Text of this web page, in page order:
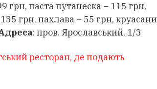
грн, паста путанеска – 115 грн,
грн, пахлава – 55 грн, круасани
: пров. Ярославський, 1/3
ресторан, де подають